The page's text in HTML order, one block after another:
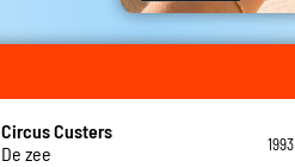
Circus Custers
De zee
1993